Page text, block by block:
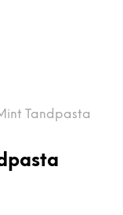
Tandpasta